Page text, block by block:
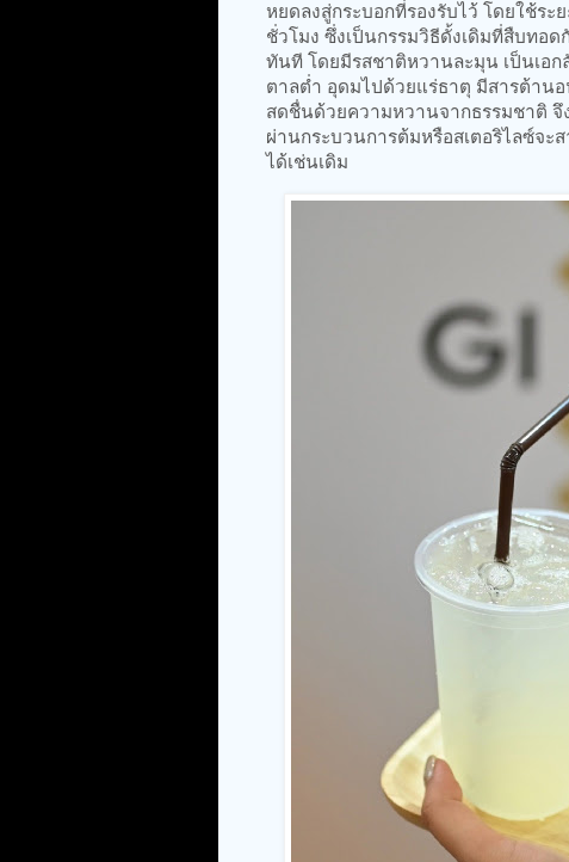
หยดลงสู่กระบอกที่รองรับไว้ โดยใช้ระ
ชั่วโมง ซึ่งเป็นกรรมวิธีดั้งเดิมที่สืบทอ
ทันที โดยมีรสชาติหวานละมุน เป็นเอ
ตาลต่ำ อุดมไปด้วยแร่ธาตุ มีสารต้าน
สดชื่นด้วยความหวานจากธรรมชาติ
ผ่านกระบวนการต้มหรือสเตอริไลซ์จ
ได้เช่นเดิม